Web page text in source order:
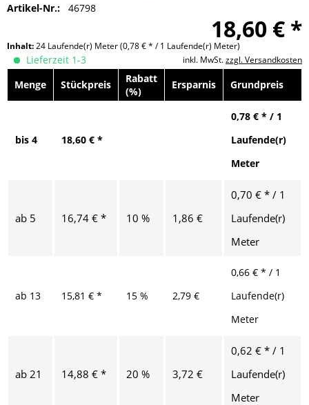
Artikel-Nr.: 46798
18,60 € *
Inhalt:24 Laufende(r) Meter(0,78 € * / 1 Laufende(r) Meter)
inkl. MwSt.zzgl. Versandkosten
Lieferzeit 1-3
Menge
Stückpreis
Rabatt
(%)
Ersparnis Grundpreis
bis 4 18,60 € *
0,78 € * / 1
Laufende(r)
Meter
ab 5 16,74 € * 10 % 1,86 €
0,70 € * / 1
Laufende(r)
Meter
ab 13 15,81 € * 15 % 2,79 €
0,66 € * / 1
Laufende(r)
Meter
ab 21 14,88 € * 20 % 3,72 €
0,62 € * / 1
Laufende(r)
Meter